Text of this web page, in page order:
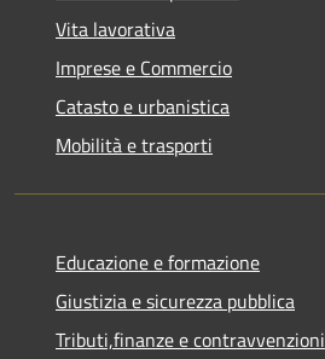
Vita lavorativa
Imprese e Commercio
Catasto e urbanistica
Mobilità e trasporti
Educazione e formazione
Giustizia e sicurezza pubblica
Tributi,finanze e contravvenzioni